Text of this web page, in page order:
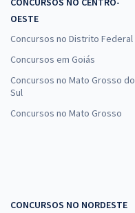
OESTE
Concursos no Distrito Federal
Concursos em Goiás
Concursos no Mato Grosso do
Sul
Concursos no Mato Grosso
CONCURSOS NO NORDESTE